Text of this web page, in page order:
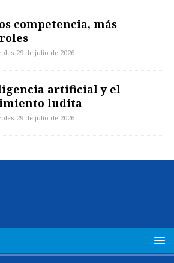
competencia, más
29 de julio de 2026
artificial y el
ludita
29 de julio de 2026